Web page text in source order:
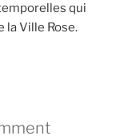
qui
la Ville Rose.